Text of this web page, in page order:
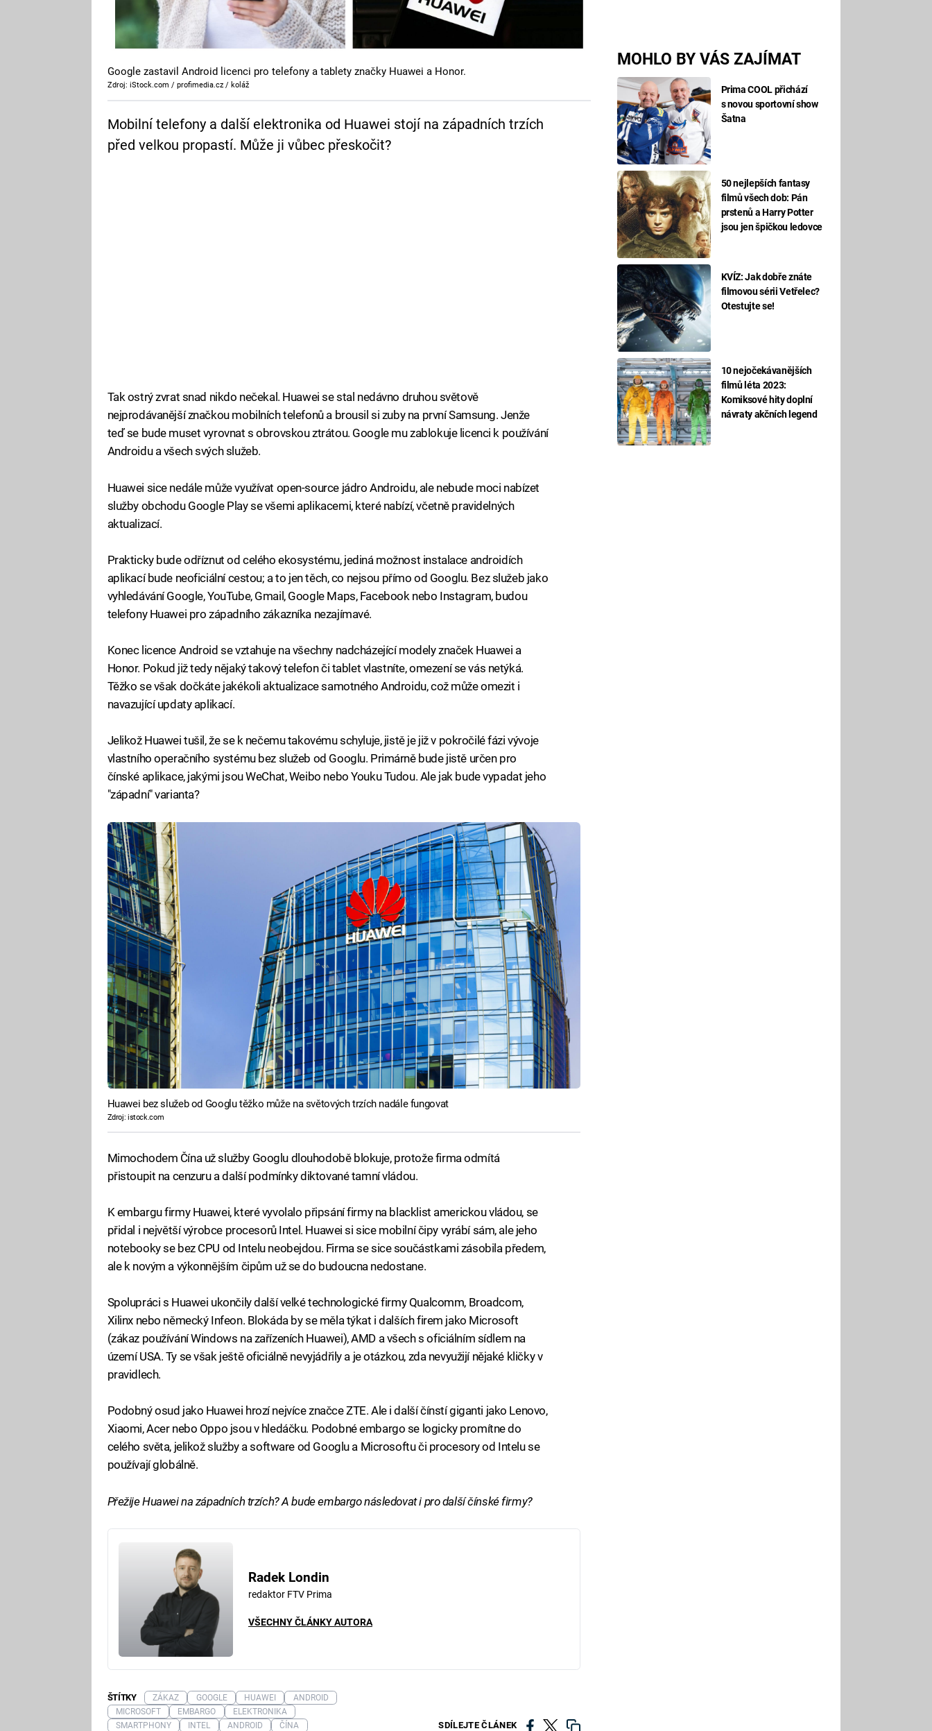
MOHLO BY VÁS ZAJÍMAT
Prima COOL přichází
s novou sportovní show
Šatna
50 nejlepších fantasy
filmů všech dob: Pán
prstenů a Harry Potter
jsou jen špičkou ledovce
KVÍZ: Jak dobře znáte
filmovou sérii Vetřelec?
Otestujte se!
10 nejočekávanějších
filmů léta 2023:
Komiksové hity doplní
návraty akčních legend
Google zastavil Android licenci pro telefony a tablety značky Huawei a Honor.
Zdroj: iStock.com / profimedia.cz / koláž
Mobilní telefony a další elektronika od Huawei stojí na západních trzích
před velkou propastí. Může ji vůbec přeskočit?
Tak ostrý zvrat snad nikdo nečekal. Huawei se stal nedávno druhou světově
nejprodávanější značkou mobilních telefonů a brousil si zuby na první Samsung. Jenže
teď se bude muset vyrovnat s obrovskou ztrátou. Google mu zablokuje licenci k používání
Androidu a všech svých služeb.
Huawei sice nedále může využívat open-source jádro Androidu, ale nebude moci nabízet
služby obchodu Google Play se všemi aplikacemi, které nabízí, včetně pravidelných
aktualizací.
Prakticky bude odříznut od celého ekosystému, jediná možnost instalace androidích
aplikací bude neoficiální cestou; a to jen těch, co nejsou přímo od Googlu. Bez služeb jako
vyhledávání Google, YouTube, Gmail, Google Maps, Facebook nebo Instagram, budou
telefony Huawei pro západního zákazníka nezajímavé.
Konec licence Android se vztahuje na všechny nadcházející modely značek Huawei a
Honor. Pokud již tedy nějaký takový telefon či tablet vlastníte, omezení se vás netýká.
Těžko se však dočkáte jakékoli aktualizace samotného Androidu, což může omezit i
navazující updaty aplikací.
Jelikož Huawei tušil, že se k nečemu takovému schyluje, jistě je již v pokročilé fázi vývoje
vlastního operačního systému bez služeb od Googlu. Primárně bude jistě určen pro
čínské aplikace, jakými jsou WeChat, Weibo nebo Youku Tudou. Ale jak bude vypadat jeho
"západní" varianta?
Huawei bez služeb od Googlu těžko může na světových trzích nadále fungovat
Zdroj: istock.com
Mimochodem Čína už služby Googlu dlouhodobě blokuje, protože firma odmítá
přistoupit na cenzuru a další podmínky diktované tamní vládou.
K embargu firmy Huawei, které vyvolalo připsání firmy na blacklist americkou vládou, se
přidal i největší výrobce procesorů Intel. Huawei si sice mobilní čipy vyrábí sám, ale jeho
notebooky se bez CPU od Intelu neobejdou. Firma se sice součástkami zásobila předem,
ale k novým a výkonnějším čipům už se do budoucna nedostane.
Spolupráci s Huawei ukončily další velké technologické firmy Qualcomm, Broadcom,
Xilinx nebo německý Infeon. Blokáda by se měla týkat i dalších firem jako Microsoft
(zákaz používání Windows na zařízeních Huawei), AMD a všech s oficiálním sídlem na
území USA. Ty se však ještě oficiálně nevyjádřily a je otázkou, zda nevyužijí nějaké kličky v
pravidlech.
Podobný osud jako Huawei hrozí nejvíce značce ZTE. Ale i další čínstí giganti jako Lenovo,
Xiaomi, Acer nebo Oppo jsou v hledáčku. Podobné embargo se logicky promítne do
celého světa, jelikož služby a software od Googlu a Microsoftu či procesory od Intelu se
používají globálně.
Přežije Huawei na západních trzích? A bude embargo následovat i pro další čínské firmy?
Radek Londin
redaktor FTV Prima
VŠECHNY ČLÁNKY AUTORA
SDÍLEJTE ČLÁNEK
ŠTÍTKY ZÁKAZ GOOGLE HUAWEI
ANDROID
MICROSOFT
EMBARGO
ELEKTRONIKA
SMARTPHONY
INTEL ANDROID ČÍNA